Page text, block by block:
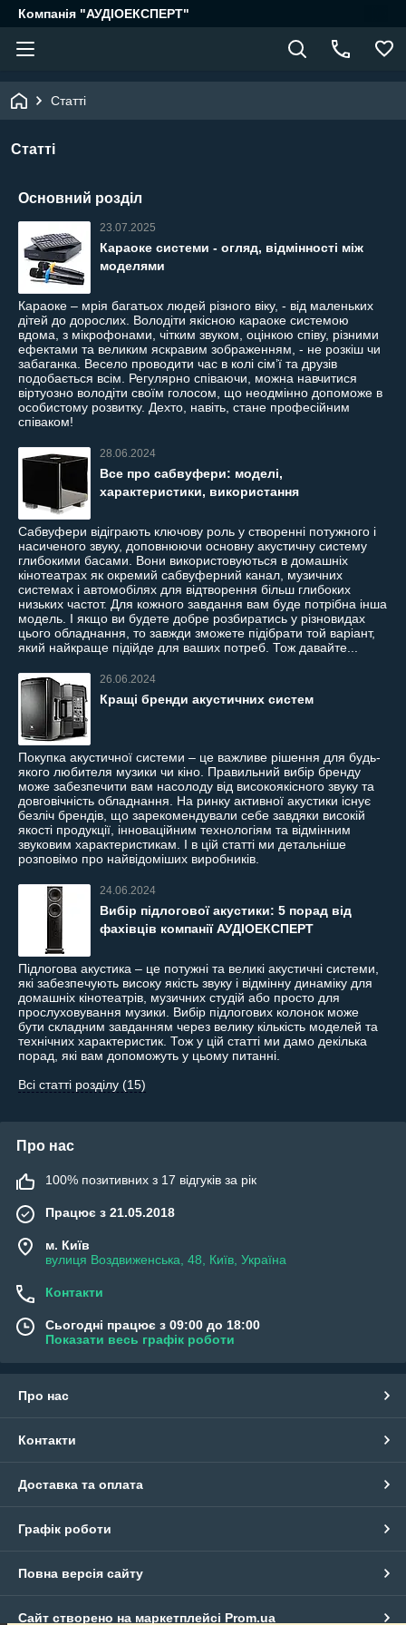
Компанія "АУДІОЕКСПЕРТ"
Статті
Статті
Основний розділ
23.07.2025
Караоке системи - огляд, відмінності між
моделями
Караоке – мрія багатьох людей різного віку, - від маленьких
дітей до дорослих. Володіти якісною караоке системою
вдома, з мікрофонами, чітким звуком, оцінкою співу, різними
ефектами та великим яскравим зображенням, - не розкіш чи
забаганка. Весело проводити час в колі сім’ї та друзів
подобається всім. Регулярно співаючи, можна навчитися
віртуозно володіти своїм голосом, що неодмінно допоможе в
особистому розвитку. Дехто, навіть, стане професійним
співаком!
28.06.2024
Все про сабвуфери: моделі,
характеристики, використання
Сабвуфери відіграють ключову роль у створенні потужного і
насиченого звуку, доповнюючи основну акустичну систему
глибокими басами. Вони використовуються в домашніх
кінотеатрах як окремий сабвуферний канал, музичних
системах і автомобілях для відтворення більш глибоких
низьких частот. Для кожного завдання вам буде потрібна інша
модель. І якщо ви будете добре розбиратись у різновидах
цього обладнання, то завжди зможете підібрати той варіант,
який найкраще підійде для ваших потреб. Тож давайте...
26.06.2024
Кращі бренди акустичних систем
Покупка акустичної системи – це важливе рішення для будь-
якого любителя музики чи кіно. Правильний вибір бренду
може забезпечити вам насолоду від високоякісного звуку та
довговічність обладнання. На ринку активної акустики існує
безліч брендів, що зарекомендували себе завдяки високій
якості продукції, інноваційним технологіям та відмінним
звуковим характеристикам. І в цій статті ми детальніше
розповімо про найвідоміших виробників.
24.06.2024
Вибір підлогової акустики: 5 порад від
фахівців компанії АУДІОЕКСПЕРТ
Підлогова акустика – це потужні та великі акустичні системи,
які забезпечують високу якість звуку і відмінну динаміку для
домашніх кінотеатрів, музичних студій або просто для
прослуховування музики. Вибір підлогових колонок може
бути складним завданням через велику кількість моделей та
технічних характеристик. Тож у цій статті ми дамо декілька
порад, які вам допоможуть у цьому питанні.
Всі статті розділу (15)
Про нас
100% позитивних з 17 відгуків за рік
Працює з 21.05.2018
м. Київ
вулиця Воздвиженська, 48, Київ, Україна
Контакти
Сьогодні працює з 09:00 до 18:00
Показати весь графік роботи
Про нас
Контакти
Доставка та оплата
Графік роботи
Повна версія сайту
Сайт створено на маркетплейсі Prom.ua